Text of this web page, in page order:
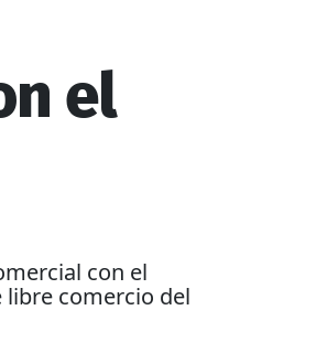
el
con el
libre comercio del